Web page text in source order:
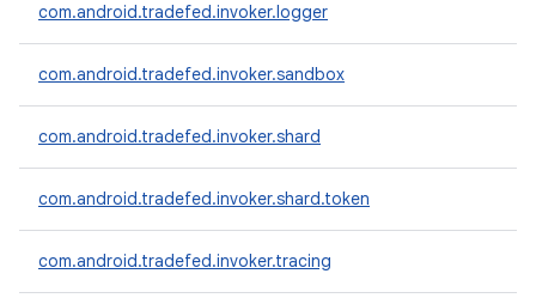
com.android.tradefed.invoker.logger
com.android.tradefed.invoker.sandbox
com.android.tradefed.invoker.shard
com.android.tradefed.invoker.shard.token
com.android.tradefed.invoker.tracing